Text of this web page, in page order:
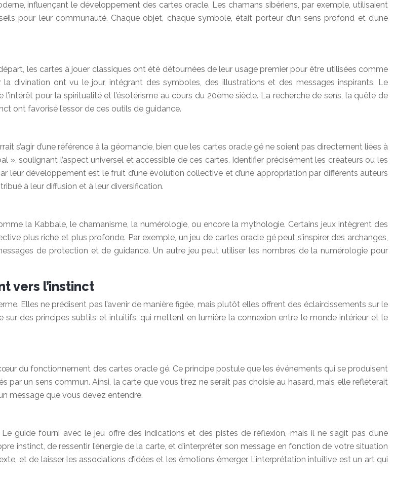
influençant le développement des cartes oracle. Les chamans sibériens, par exemple, utilisaient
pour leur communauté. Chaque objet, chaque symbole, était porteur d’un sens profond et d’une
les cartes à jouer classiques ont été détournées de leur usage premier pour être utilisées comme
divination ont vu le jour, intégrant des symboles, des illustrations et des messages inspirants. Le
pour la spiritualité et l’ésotérisme au cours du 20ème siècle. La recherche de sens, la quête de
ont favorisé l’essor de ces outils de guidance.
s’agir d’une référence à la géomancie, bien que les cartes oracle gé ne soient pas directement liées à
soulignant l’aspect universel et accessible de ces cartes. Identifier précisément les créateurs ou les
leur développement est le fruit d’une évolution collective et d’une appropriation par différents auteurs
à leur diffusion et à leur diversification.
la Kabbale, le chamanisme, la numérologie, ou encore la mythologie. Certains jeux intègrent des
plus riche et plus profonde. Par exemple, un jeu de cartes oracle gé peut s’inspirer des archanges,
de protection et de guidance. Un autre jeu peut utiliser les nombres de la numérologie pour
vers l’instinct
Elles ne prédisent pas l’avenir de manière figée, mais plutôt elles offrent des éclaircissements sur le
sur des principes subtils et intuitifs, qui mettent en lumière la connexion entre le monde intérieur et le
du fonctionnement des cartes oracle gé. Ce principe postule que les événements qui se produisent
un sens commun. Ainsi, la carte que vous tirez ne serait pas choisie au hasard, mais elle refléterait
message que vous devez entendre.
guide fourni avec le jeu offre des indications et des pistes de réflexion, mais il ne s’agit pas d’une
instinct, de ressentir l’énergie de la carte, et d’interpréter son message en fonction de votre situation
et de laisser les associations d’idées et les émotions émerger. L’interprétation intuitive est un art qui